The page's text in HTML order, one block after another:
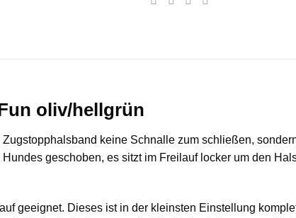
oliv/hellgrün
keine Schnalle zum schließen,
geschoben, es sitzt im Freilauf locker um den
geeignet. Dieses ist in der kleinsten Einstellung